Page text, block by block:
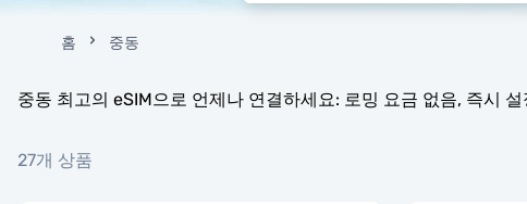
홈 중동
중동 최고의 eSIM으로 언제나 연결하세요: 로밍 요금 없음, 즉시
27개 상품